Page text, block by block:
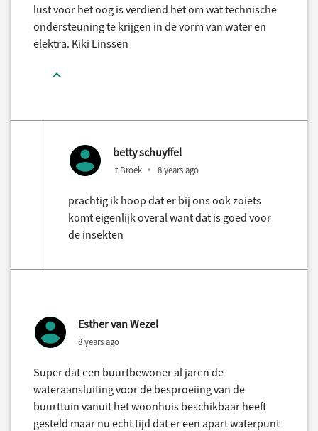
lust voor het oog is verdiend het om wat technische
ondersteuning te krijgen in de vorm van water en
elektra. Kiki Linssen
betty schuyffel
't Broek 8 years ago
prachtig ik hoop dat er bij ons ook zoiets
komt eigenlijk overal want dat is goed voor
de insekten
Esther van Wezel
8 years ago
Super dat een buurtbewoner al jaren de
wateraansluiting voor de besproeiing van de
buurttuin vanuit het woonhuis beschikbaar heeft
gesteld maar nu echt tijd dat er een apart waterpunt